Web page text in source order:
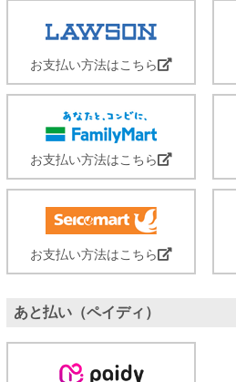
お支払い方法はこちら
お支払い方法はこちら
お支払い方法はこちら
あと払い（ペイディ）